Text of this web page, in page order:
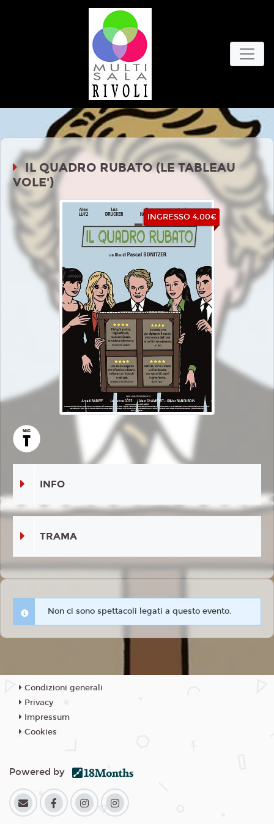
IL QUADRO RUBATO (LE TABLEAU
VOLE')
INGRESSO 4,00€
INFO
TRAMA
Non ci sono spettacoli legati a questo evento.
Condizioni generali
Privacy
Impressum
Cookies
Powered by